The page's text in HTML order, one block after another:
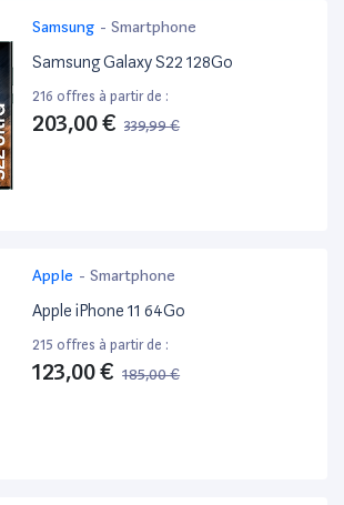
Samsung - Smartphone
Samsung Galaxy S22 128Go
216 offres à partir de :
203,00 € 339,99 €
Apple - Smartphone
Apple iPhone 11 64Go
215 offres à partir de :
123,00 € 185,00 €